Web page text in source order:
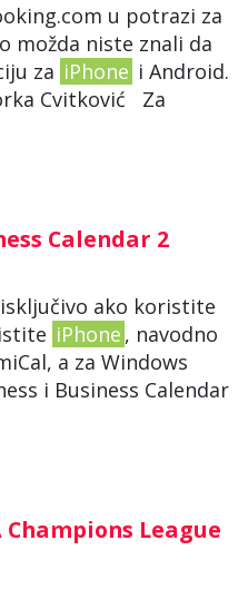
u potrazi za
možda niste znali da
za iPhone i Android.
Cvitković Za
Calendar 2
ako koristite
iPhone , navodno
a za Windows
i Business Calendar
League